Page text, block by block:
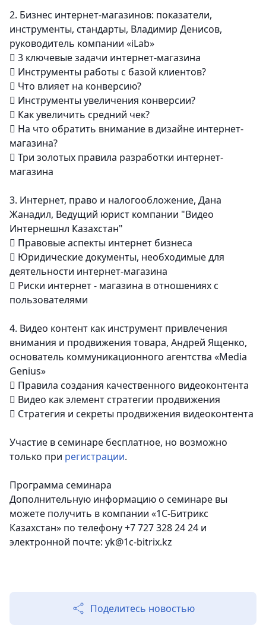
2. Бизнес интернет-магазинов: показатели,
инструменты, стандарты, Владимир Денисов,
руководитель компании «iLab»
 3 ключевые задачи интернет-магазина
 Инструменты работы с базой клиентов?
 Что влияет на конверсию?
 Инструменты увеличения конверсии?
 Как увеличить средний чек?
 На что обратить внимание в дизайне интернет-
магазина?
 Три золотых правила разработки интернет-
магазина
3. Интернет, право и налогообложение, Дана
Жанадил, Ведущий юрист компании "Видео
Интернешнл Казахстан"
 Правовые аспекты интернет бизнеса
 Юридические документы, необходимые для
деятельности интернет-магазина
 Риски интернет - магазина в отношениях с
пользователями
4. Видео контент как инструмент привлечения
внимания и продвижения товара, Андрей Ященко,
основатель коммуникационного агентства «Media
Genius»
 Правила создания качественного видеоконтента
 Видео как элемент стратегии продвижения
 Стратегия и секреты продвижения видеоконтента
Участие в семинаре бесплатное, но возможно
только при регистрации.
Программа семинара
Дополнительную информацию о семинаре вы
можете получить в компании «1С-Битрикс
Казахстан» по телефону +7 727 328 24 24 и
электронной почте: yk@1c-bitrix.kz
Поделитесь новостью